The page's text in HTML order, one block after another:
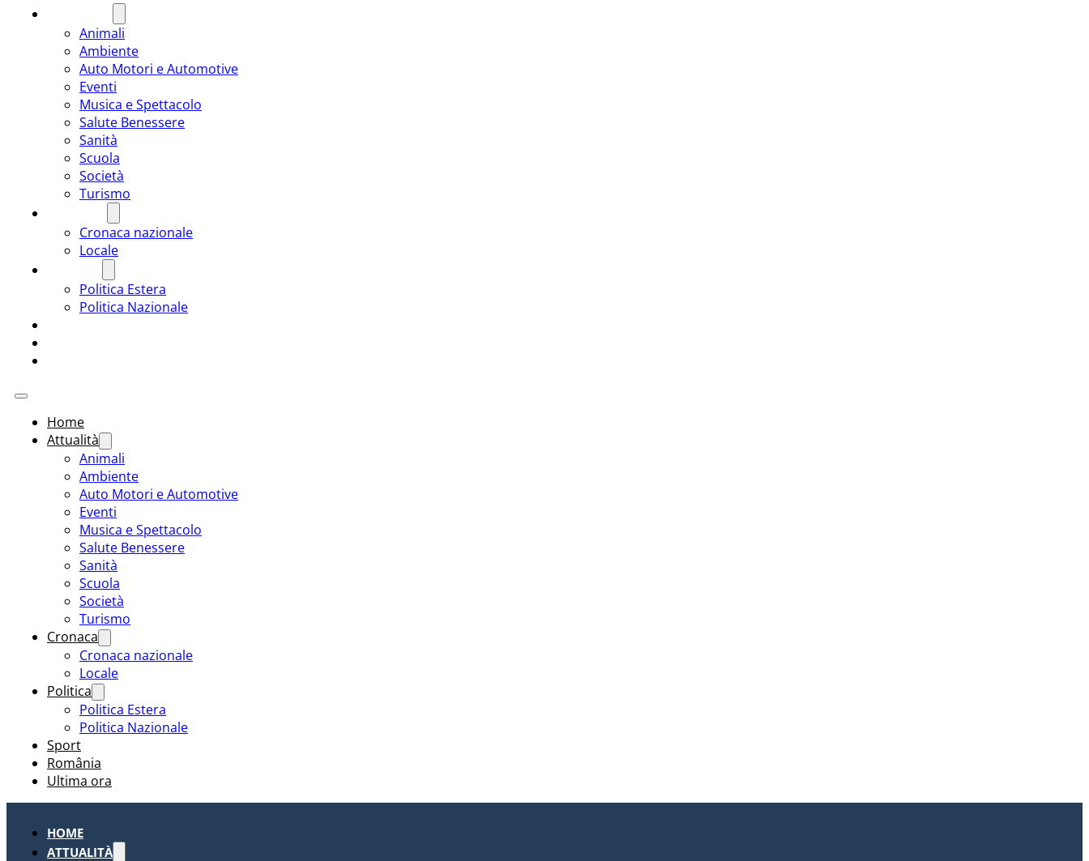
Animali
Ambiente
Auto Motori e Automotive
Eventi
Musica e Spettacolo
Salute Benessere
Sanità
Scuola
Società
Turismo
Cronaca nazionale
Locale
Politica Estera
Politica Nazionale
Home
Attualità
Animali
Ambiente
Auto Motori e Automotive
Eventi
Musica e Spettacolo
Salute Benessere
Sanità
Scuola
Società
Turismo
Cronaca
Cronaca nazionale
Locale
Politica
Politica Estera
Politica Nazionale
Sport
România
Ultima ora
HOME
ATTUALITÀ